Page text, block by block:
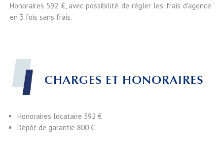
Honoraires 592 €, avec possibilité de régler les frais d'agence
en 3 fois sans frais.
CHARGES ET HONORAIRES
Honoraires locataire 592 €
Dépôt de garantie 800 €